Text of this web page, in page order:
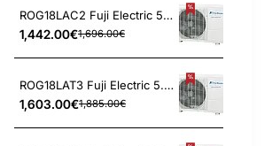
ROG18LAC2 Fuji Electric 5.0/5.6 kW išorinis blokas
1,442.00€1,696.00€
ROG18LAT3 Fuji Electric 5.4/6.8 kW išorinis blokas
1,603.00€1,885.00€